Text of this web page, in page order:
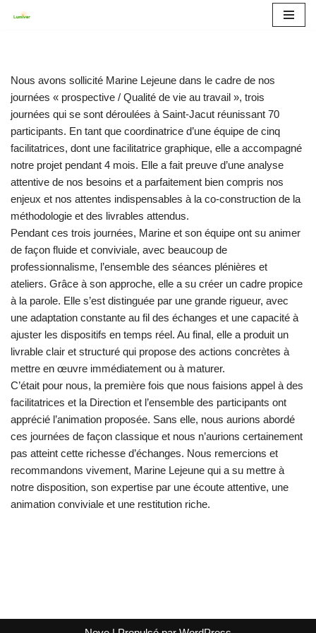
Nous avons sollicité Marine Lejeune dans le cadre de nos
journées « prospective / Qualité de vie au travail », trois
journées qui se sont déroulées à Saint-Jacut réunissant 70
participants. En tant que coordinatrice d’une équipe de cinq
facilitatrices, dont une facilitatrice graphique, elle a accompagné
notre projet pendant 4 mois. Elle a fait preuve d’une analyse
attentive de nos besoins et a parfaitement bien compris nos
enjeux et nos attentes indispensables à la co-construction de la
méthodologie et des livrables attendus.
Pendant ces trois journées, Marine et son équipe ont su animer
de façon fluide et conviviale, avec beaucoup de
professionnalisme, l’ensemble des séances plénières et
ateliers. Grâce à son approche, elle a su créer un cadre propice
à la parole. Elle s’est distinguée par une grande rigueur, avec
une adaptation constante au fil des échanges et une capacité à
ajuster les dispositifs en temps réel. Au final, elle a produit un
livrable clair et structuré qui propose des actions concrètes à
mettre en œuvre immédiatement ou à maturer.
C’était pour nous, la première fois que nous faisions appel à des
facilitatrices et la Direction et l’ensemble des participants ont
apprécié l’animation proposée. Sans elle, nous aurions abordé
ces journées de façon classique et nous n’aurions certainement
pas atteint cette richesse d’échanges. Nous remercions et
recommandons vivement, Marine Lejeune qui a su mettre à
notre disposition, son expertise par une écoute attentive, une
animation conviviale et une restitution riche.